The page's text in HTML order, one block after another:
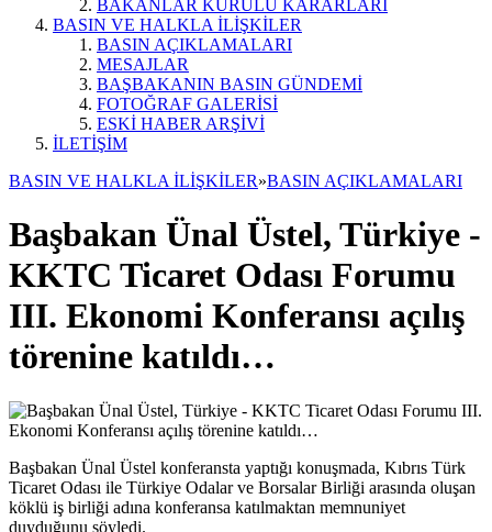
BAKANLAR KURULU KARARLARI
BASIN VE HALKLA İLİŞKİLER
BASIN AÇIKLAMALARI
MESAJLAR
BAŞBAKANIN BASIN GÜNDEMİ
FOTOĞRAF GALERİSİ
ESKİ HABER ARŞİVİ
İLETİŞİM
BASIN VE HALKLA İLİŞKİLER»BASIN AÇIKLAMALARI
Başbakan Ünal Üstel, Türkiye -
KKTC Ticaret Odası Forumu
III. Ekonomi Konferansı açılış
törenine katıldı…
Başbakan Ünal Üstel konferansta yaptığı konuşmada, Kıbrıs Türk
Ticaret Odası ile Türkiye Odalar ve Borsalar Birliği arasında oluşan
köklü iş birliği adına konferansa katılmaktan memnuniyet
duyduğunu söyledi.